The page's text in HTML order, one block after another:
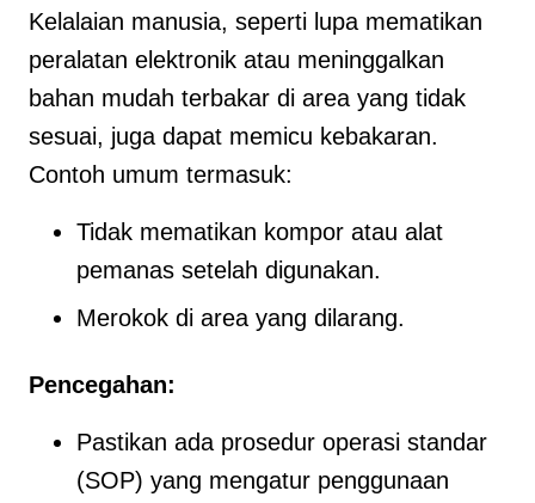
Kelalaian manusia, seperti lupa mematikan
peralatan elektronik atau meninggalkan
bahan mudah terbakar di area yang tidak
sesuai, juga dapat memicu kebakaran.
Contoh umum termasuk:
Tidak mematikan kompor atau alat
pemanas setelah digunakan.
Merokok di area yang dilarang.
Pencegahan:
Pastikan ada prosedur operasi standar
(SOP) yang mengatur penggunaan